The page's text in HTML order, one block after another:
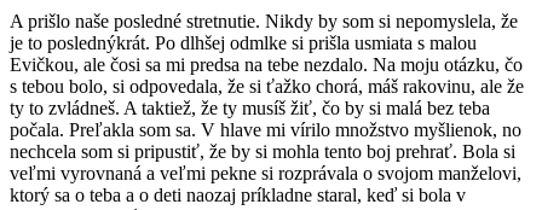
A prišlo naše posledné stretnutie. Nikdy by som si nepomyslela, že
je to poslednýkrát. Po dlhšej odmlke si prišla usmiata s malou
Evičkou, ale čosi sa mi predsa na tebe nezdalo. Na moju otázku, čo
s tebou bolo, si odpovedala, že si ťažko chorá, máš rakovinu, ale že
ty to zvládneš. A taktiež, že ty musíš žiť, čo by si malá bez teba
počala. Preľakla som sa. V hlave mi vírilo množstvo myšlienok, no
nechcela som si pripustiť, že by si mohla tento boj prehrať. Bola si
veľmi vyrovnaná a veľmi pekne si rozprávala o svojom manželovi,
ktorý sa o teba a o deti naozaj príkladne staral, keď si bola v